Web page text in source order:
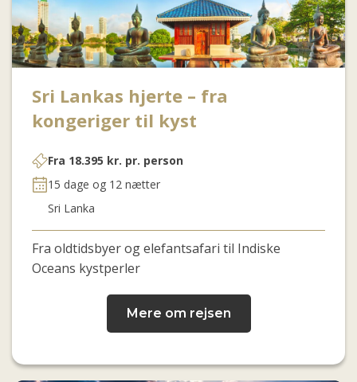
Sri Lankas hjerte – fra
kongeriger til kyst
Fra 18.395 kr. pr. person
15 dage og 12 nætter
Sri Lanka
Fra oldtidsbyer og elefantsafari til Indiske
Oceans kystperler
Mere om rejsen